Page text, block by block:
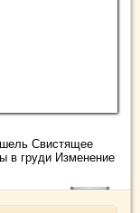
Свистящее
в груди Изменение